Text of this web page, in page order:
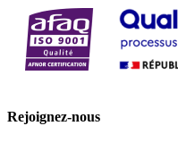
Rejoignez-nous